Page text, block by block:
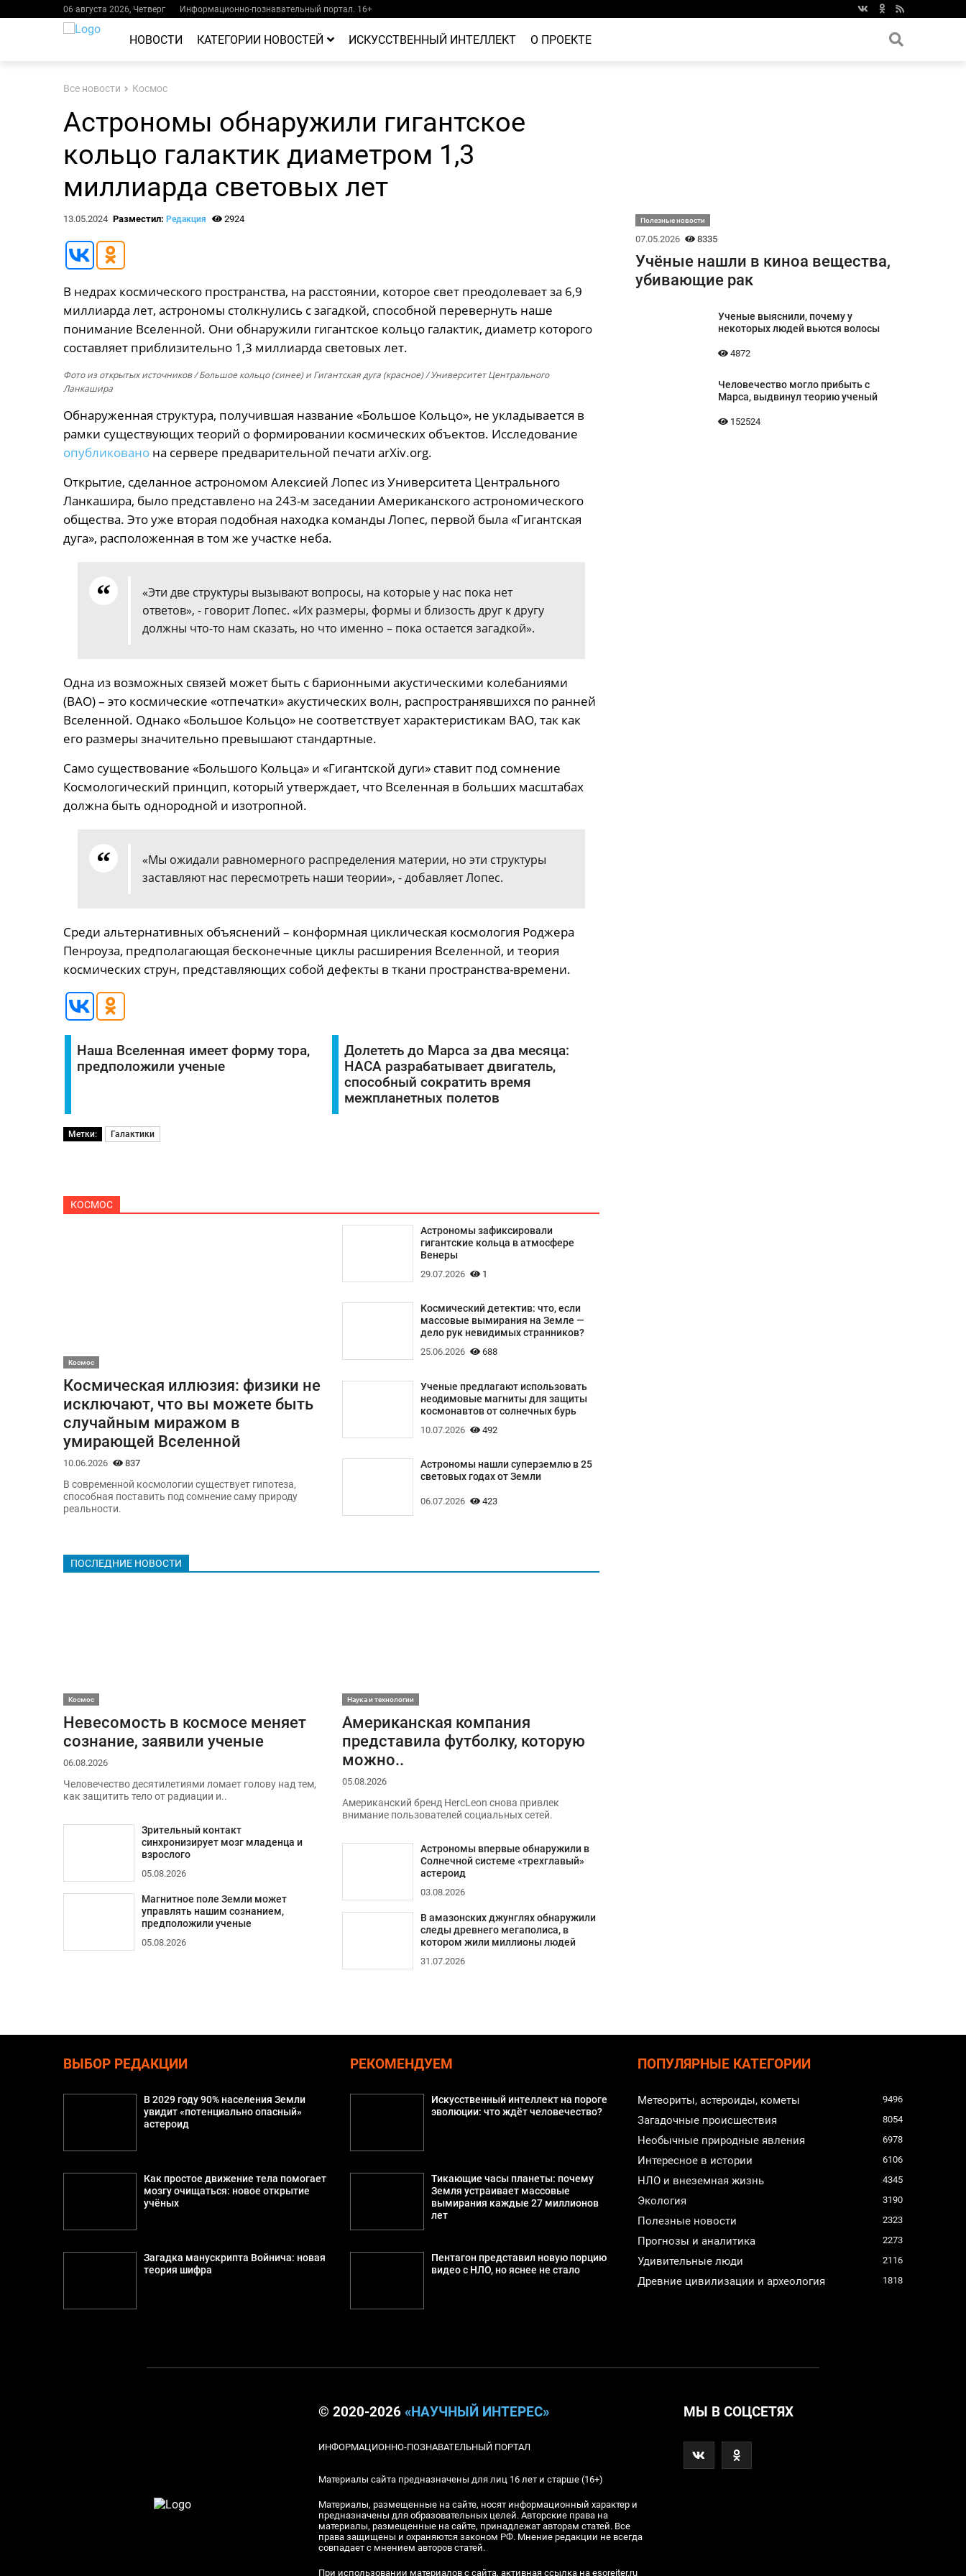
06 августа 2026, Четверг Информационно-познавательный портал. 16+
НОВОСТИ КАТЕГОРИИ НОВОСТЕЙ ИСКУССТВЕННЫЙ ИНТЕЛЛЕКТ О ПРОЕКТЕ
Все новости Космос
Астрономы обнаружили гигантское
кольцо галактик диаметром 1,3
миллиарда световых лет
13.05.2024 Разместил: Редакция 2924
В недрах космического пространства, на расстоянии, которое свет преодолевает за 6,9
миллиарда лет, астрономы столкнулись с загадкой, способной перевернуть наше
понимание Вселенной. Они обнаружили гигантское кольцо галактик, диаметр которого
составляет приблизительно 1,3 миллиарда световых лет.
Фото из открытых источников/ Большое кольцо (синее) и Гигантская дуга (красное) / Университет Центрального
Ланкашира
Обнаруженная структура, получившая название «Большое Кольцо», не укладывается в
рамки существующих теорий о формировании космических объектов. Исследование
опубликованона сервере предварительной печати arXiv.org.
Открытие, сделанное астрономом Алексией Лопес из Университета Центрального
Ланкашира, было представлено на 243-м заседании Американского астрономического
общества. Это уже вторая подобная находка команды Лопес, первой была «Гигантская
дуга», расположенная в том же участке неба.
«Эти две структуры вызывают вопросы, на которые у нас пока нет
ответов», - говорит Лопес. «Их размеры, формы и близость друг к другу
должны что-то нам сказать, но что именно – пока остается загадкой».
Одна из возможных связей может быть с барионными акустическими колебаниями
(BAO) – это космические «отпечатки» акустических волн, распространявшихся по ранней
Вселенной. Однако «Большое Кольцо» не соответствует характеристикам BAO, так как
его размеры значительно превышают стандартные.
Само существование «Большого Кольца» и «Гигантской дуги» ставит под сомнение
Космологический принцип, который утверждает, что Вселенная в больших масштабах
должна быть однородной и изотропной.
«Мы ожидали равномерного распределения материи, но эти структуры
заставляют нас пересмотреть наши теории», - добавляет Лопес.
Среди альтернативных объяснений – конформная циклическая космология Роджера
Пенроуза, предполагающая бесконечные циклы расширения Вселенной, и теория
космических струн, представляющих собой дефекты в ткани пространства-времени.
Наша Вселенная имеет форму тора,
предположили ученые
Долететь до Марса за два месяца:
НАСА разрабатывает двигатель,
способный сократить время
межпланетных полетов
Метки: Галактики
КОСМОС
Космос
Космическая иллюзия: физики не
исключают, что вы можете быть
случайным миражом в
умирающей Вселенной
10.06.2026 837
В современной космологии существует гипотеза,
способная поставить под сомнение саму природу
реальности.
Астрономы зафиксировали
гигантские кольца в атмосфере
Венеры
29.07.2026 1
Космический детектив: что, если
массовые вымирания на Земле —
дело рук невидимых странников?
25.06.2026 688
Ученые предлагают использовать
неодимовые магниты для защиты
космонавтов от солнечных бурь
10.07.2026 492
Астрономы нашли суперземлю в 25
световых годах от Земли
06.07.2026 423
ПОСЛЕДНИЕ НОВОСТИ
Космос
Невесомость в космосе меняет
сознание, заявили ученые
06.08.2026
Человечество десятилетиями ломает голову над тем,
как защитить тело от радиации и..
Зрительный контакт
синхронизирует мозг младенца и
взрослого
05.08.2026
Магнитное поле Земли может
управлять нашим сознанием,
предположили ученые
05.08.2026
Наука и технологии
Американская компания
представила футболку, которую
можно..
05.08.2026
Американский бренд HercLeon снова привлек
внимание пользователей социальных сетей.
Астрономы впервые обнаружили в
Солнечной системе «трехглавый»
астероид
03.08.2026
В амазонских джунглях обнаружили
следы древнего мегаполиса, в
котором жили миллионы людей
31.07.2026
Полезные новости
07.05.2026 8335
Учёные нашли в киноа вещества,
убивающие рак
Ученые выяснили, почему у
некоторых людей вьются волосы
4872
Человечество могло прибыть с
Марса, выдвинул теорию ученый
152524
ВЫБОР РЕДАКЦИИ
В 2029 году 90% населения Земли
увидит «потенциально опасный»
астероид
Как простое движение тела помогает
мозгу очищаться: новое открытие
учёных
Загадка манускрипта Войнича: новая
теория шифра
РЕКОМЕНДУЕМ
Искусственный интеллект на пороге
эволюции: что ждёт человечество?
Тикающие часы планеты: почему
Земля устраивает массовые
вымирания каждые 27 миллионов
лет
Пентагон представил новую порцию
видео с НЛО, но яснее не стало
ПОПУЛЯРНЫЕ КАТЕГОРИИ
Метеориты, астероиды, кометы 9496
Загадочные происшествия 8054
Необычные природные явления 6978
Интересное в истории 6106
НЛО и внеземная жизнь 4345
Экология 3190
Полезные новости 2323
Прогнозы и аналитика 2273
Удивительные люди 2116
Древние цивилизации и археология 1818
© 2020-2026 «НАУЧНЫЙ ИНТЕРЕС»
ИНФОРМАЦИОННО-ПОЗНАВАТЕЛЬНЫЙ ПОРТАЛ
Материалы сайта предназначены для лиц 16 лет и старше (16+)
Материалы, размещенные на сайте, носят информационный характер и
предназначены для образовательных целей. Авторские права на
материалы, размещенные на сайте, принадлежат авторам статей. Все
права защищены и охраняются законом РФ. Мнение редакции не всегда
совпадает с мнением авторов статей.
При использовании материалов с сайта, активная ссылка на esoreiter.ru
МЫ В СОЦСЕТЯХ